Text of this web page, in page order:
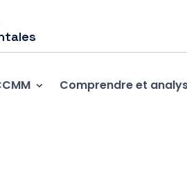
Comprendre et